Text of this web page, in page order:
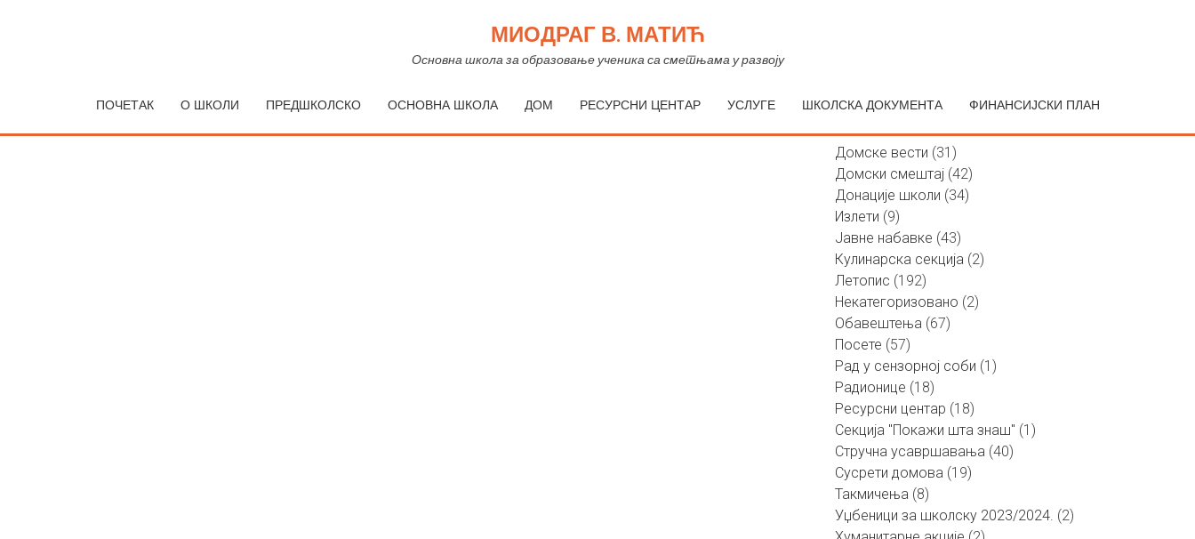
МИОДРАГ В. МАТИЋ
Основна школа за образовање ученика са сметњама у развоју
ПОЧЕТАК О ШКОЛИ ПРЕДШКОЛСКО ОСНОВНА ШКОЛА ДОМ РЕСУРСНИ ЦЕНТАР УСЛУГЕ ШКОЛСКА ДОКУМЕНТА ФИНАНСИЈСКИ ПЛАН
Јавна набавка добара- електрична енергија
Актуелности по категорији
Домске вести (31)
Домски смештај (42)
Донације школи (34)
Излети (9)
Јавне набавке (43)
Кулинарска секција (2)
Летопис (192)
Некатегоризовано (2)
Обавештења (67)
Посете (57)
Рад у сензорној соби (1)
Радионице (18)
Ресурсни центар (18)
Секција "Покажи шта знаш" (1)
Стручна усавршавања (40)
Сусрети домова (19)
Такмичења (8)
Уџбеници за школску 2023/2024. (2)